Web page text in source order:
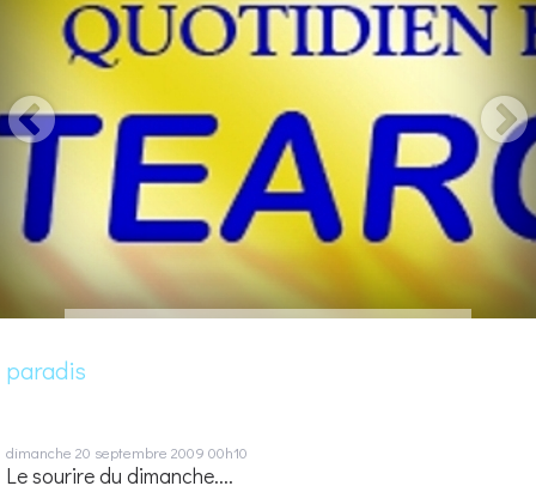
paradis
dimanche 20 septembre 2009 00h10
Le sourire du dimanche....